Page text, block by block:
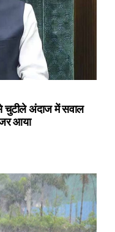
चुटीले अंदाज में सवाल
आया